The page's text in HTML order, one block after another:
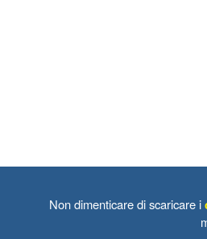
Non dimenticare di scaricare i